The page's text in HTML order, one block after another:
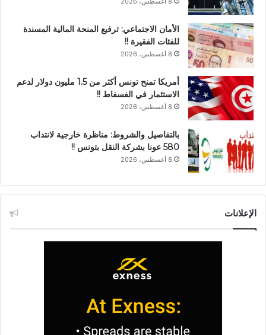
الأمان الاجتماعي: ترفيع المنحة المالية المسندة
للفئات الفقيرة !!
8 أغسطس، 2026
أمريكا تمنح تونس أكثر من 1.5 مليون دولار لدعم
الاستثمار في الفسفاط !!
8 أغسطس، 2026
بالتفاصيل والشروط: مناظرة خارجية لانتداب
580 عونا بشركة النقل بتونس !!
8 أغسطس، 2026
الإعلانات